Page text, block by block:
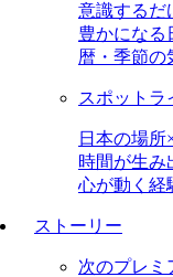
意識するだ
豊かになる
暦・季節の
スポットラ
日本の場所
時間が生み
心が動く経
ストーリー
次のプレミ